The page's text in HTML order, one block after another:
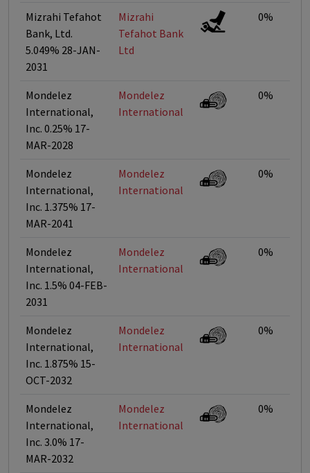
Mizrahi Tefahot
Bank, Ltd.
5.049% 28-JAN-
2031
Mizrahi
Tefahot Bank
Ltd
0%
Mondelez
International,
Inc. 0.25% 17-
MAR-2028
Mondelez
International
0%
Mondelez
International,
Inc. 1.375% 17-
MAR-2041
Mondelez
International
0%
Mondelez
International,
Inc. 1.5% 04-FEB-
2031
Mondelez
International
0%
Mondelez
International,
Inc. 1.875% 15-
OCT-2032
Mondelez
International
0%
Mondelez
International,
Inc. 3.0% 17-
MAR-2032
Mondelez
International
0%